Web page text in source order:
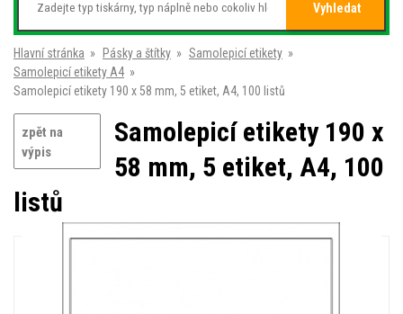
Vyhledat
Hlavní stránka » Pásky a štítky » Samolepicí etikety »
Samolepicí etikety A4 »
Samolepicí etikety 190 x 58 mm, 5 etiket, A4, 100 listů
zpět na
výpis
Samolepicí etikety 190 x
58 mm, 5 etiket, A4, 100
listů